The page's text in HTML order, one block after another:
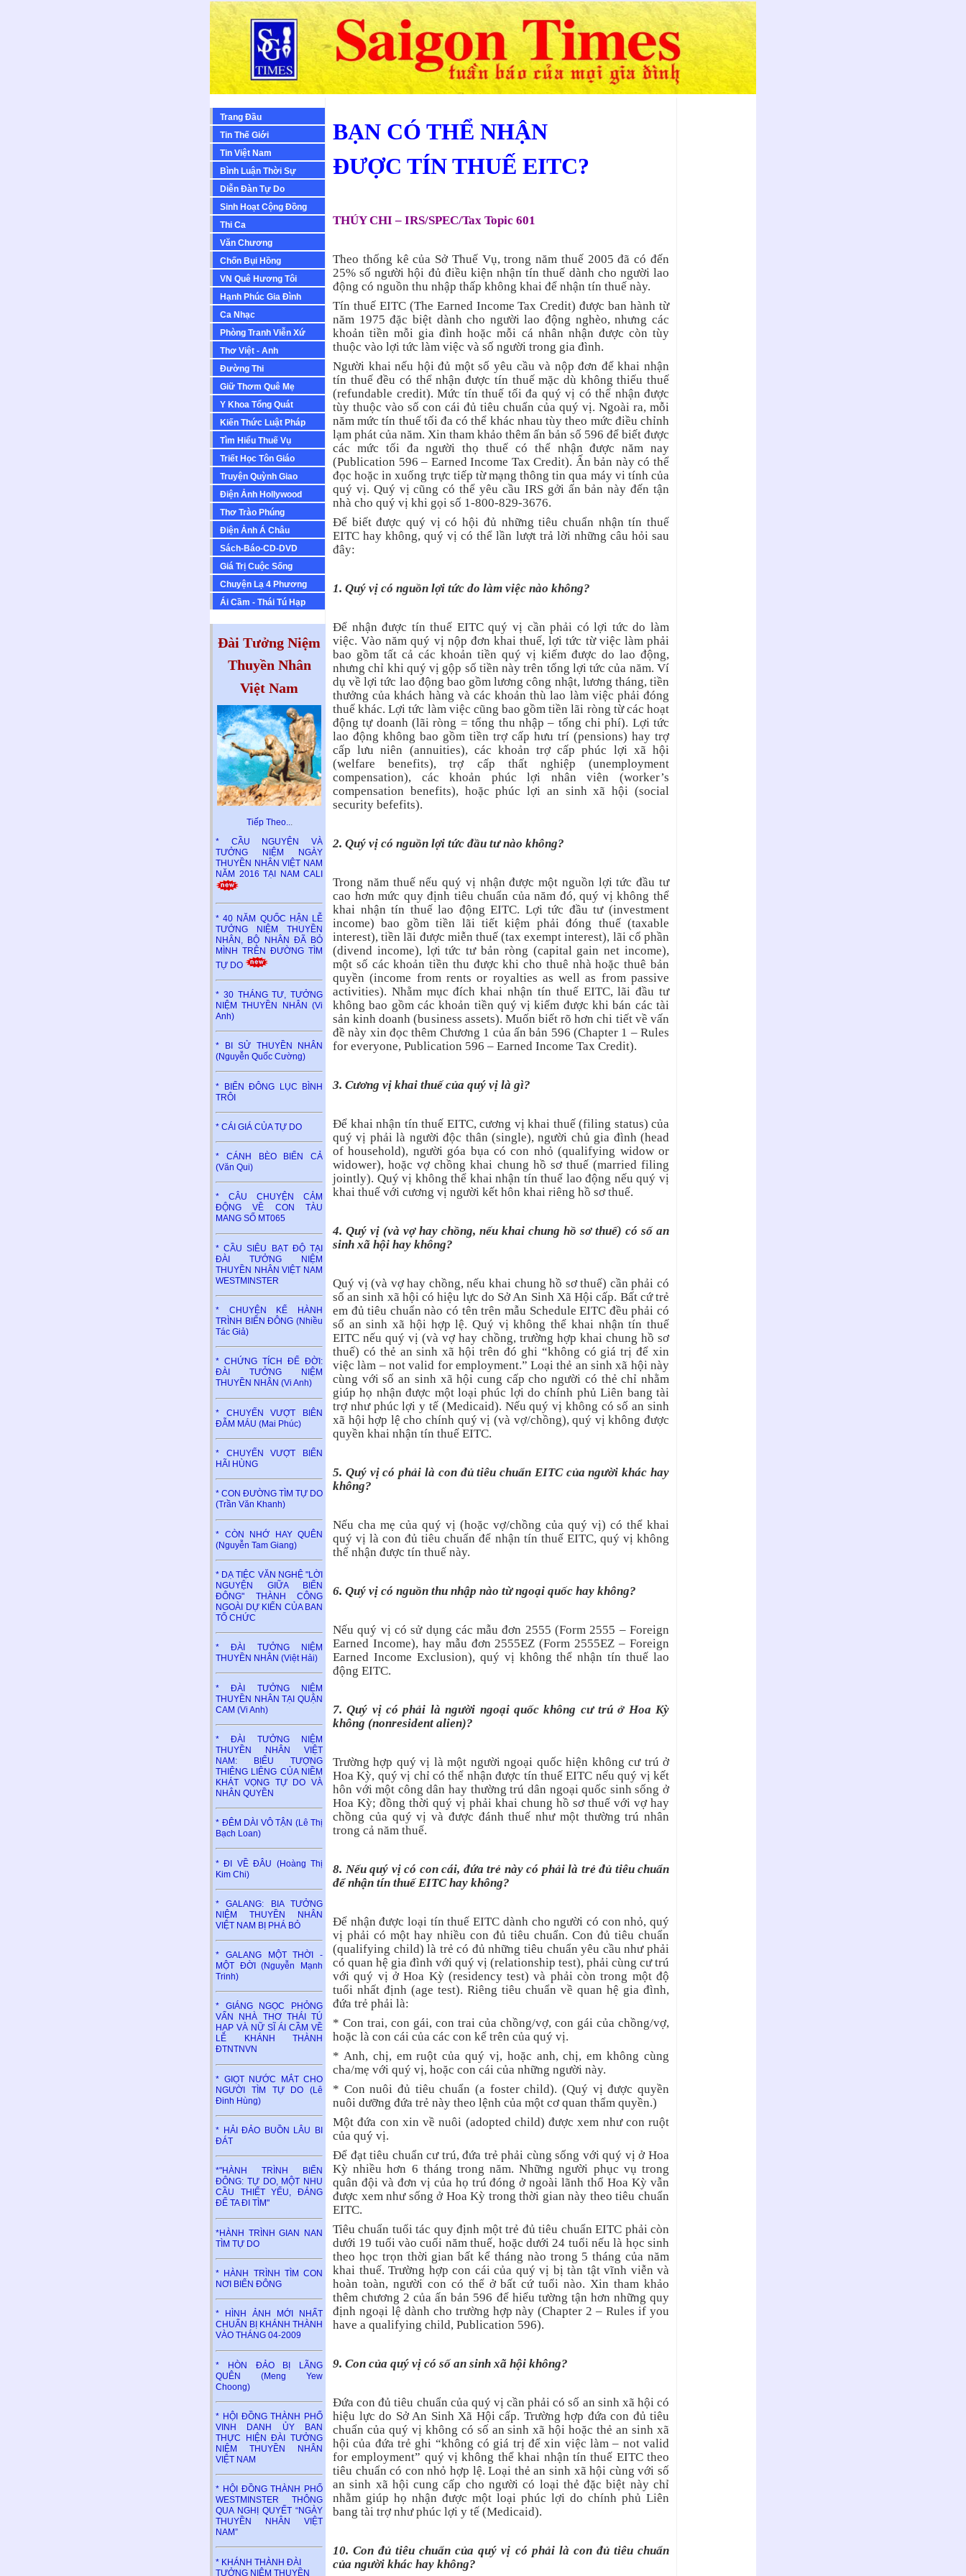
Trang Đầu
Tin Thế Giới
Tin Việt Nam
Bình Luận Thời Sự
Diễn Ðàn Tự Do
Sinh Hoạt Cộng Ðồng
Thi Ca
Văn Chương
Chốn Bụi Hồng
VN Quê Hương Tôi
Hạnh Phúc Gia Đình
Ca Nhạc
Phòng Tranh Viễn Xứ
Thơ Việt - Anh
Ðường Thi
Giữ Thơm Quê Mẹ
Y Khoa Tổng Quát
Kiến Thức Luật Pháp
Tìm Hiểu Thuế Vụ
Triết Học Tôn Giáo
Truyện Quỳnh Giao
Ðiện Ảnh Hollywood
Thơ Trào Phúng
Ðiện Ảnh Á Châu
Sách-Báo-CD-DVD
Giá Trị Cuộc Sống
Chuyện Lạ 4 Phương
Ái Cầm - Thái Tú Hạp
Đài Tưởng Niệm
Thuyền Nhân
Việt Nam
Tiếp Theo...
* CẦU NGUYỆN VÀ
TƯỞNG NIỆM NGÀY
THUYỀN NHÂN VIỆT NAM
NĂM 2016 TẠI NAM CALI
* 40 NĂM QUỐC HẬN LỄ
TƯỞNG NIỆM THUYỀN
NHÂN, BỘ NHÂN ĐÃ BỎ
MÌNH TRÊN ĐƯỜNG TÌM
TỰ DO
* 30 THÁNG TƯ, TƯỞNG
NIỆM THUYỀN NHÂN (Vi
Anh)
* BI SỬ THUYỀN NHÂN
(Nguyễn Quốc Cường)
* BIỂN ĐÔNG LỤC BÌNH
TRÔI
* CÁI GIÁ CỦA TỰ DO
* CÁNH BÈO BIỂN CẢ
(Văn Qui)
* CÂU CHUYỆN CẢM
ĐỘNG VỀ CON TÀU
MANG SỐ MT065
* CẦU SIÊU BẠT ĐỘ TẠI
ĐÀI TƯỞNG NIỆM
THUYỀN NHÂN VIỆT NAM
WESTMINSTER
* CHUYỆN KỂ HÀNH
TRÌNH BIỂN ĐÔNG (Nhiều
Tác Giả)
* CHỨNG TÍCH ĐỂ ĐỜI:
ĐÀI TƯỞNG NIỆM
THUYỀN NHÂN (Vi Anh)
* CHUYẾN VƯỢT BIÊN
ĐẪM MÁU (Mai Phúc)
* CHUYẾN VƯỢT BIỂN
HÃI HÙNG
* CON ĐƯỜNG TÌM TỰ DO
(Trần Văn Khanh)
* CÒN NHỚ HAY QUÊN
(Nguyễn Tam Giang)
* DẠ TIỆC VĂN NGHỆ "LỜI
NGUYỆN GIỮA BIỂN
ĐÔNG" THÀNH CÔNG
NGOÀI DỰ KIẾN CỦA BAN
TỔ CHỨC
* ĐÀI TƯỞNG NIỆM
THUYỀN NHÂN (Việt Hải)
* ĐÀI TƯỞNG NIỆM
THUYỀN NHÂN TẠI QUẬN
CAM (Vi Anh)
* ĐÀI TƯỞNG NIỆM
THUYỀN NHÂN VIỆT
NAM: BIỂU TƯỢNG
THIÊNG LIÊNG CỦA NIỀM
KHÁT VỌNG TỰ DO VÀ
NHÂN QUYỀN
* ĐÊM DÀI VÔ TẬN (Lê Thị
Bạch Loan)
* ĐI VỀ ĐÂU (Hoàng Thị
Kim Chi)
* GALANG: BIA TƯỞNG
NIỆM THUYỀN NHÂN
VIỆT NAM BỊ PHÁ BỎ
* GALANG MỘT THỜI -
MỘT ĐỜI (Nguyễn Mạnh
Trinh)
* GIÁNG NGỌC PHỎNG
VẤN NHÀ THƠ THÁI TÚ
HẠP VÀ NỮ SĨ ÁI CẦM VỀ
LỄ KHÁNH THÀNH
ĐTNTNVN
* GIỌT NƯỚC MẮT CHO
NGƯỜI TÌM TỰ DO (Lê
Đinh Hùng)
* HẢI ĐẢO BUỒN LÂU BI
ĐÁT
*"HÀNH TRÌNH BIỂN
ĐÔNG: TỰ DO, MỘT NHU
CẦU THIẾT YẾU, ĐÁNG
ĐỂ TA ĐI TÌM"
*HÀNH TRÌNH GIAN NAN
TÌM TỰ DO
* HÀNH TRÌNH TÌM CON
NƠI BIỂN ĐÔNG
* HÌNH ẢNH MỚI NHẤT
CHUẨN BỊ KHÁNH THÀNH
VÀO THÁNG 04-2009
* HÒN ĐẢO BỊ LÃNG
QUÊN (Meng Yew
Choong)
* HỘI ĐỒNG THÀNH PHỐ
VINH DANH ỦY BAN
THỰC HIỆN ĐÀI TƯỞNG
NIỆM THUYỀN NHÂN
VIỆT NAM
* HỘI ĐỒNG THÀNH PHỐ
WESTMINSTER THÔNG
QUA NGHỊ QUYẾT “NGÀY
THUYỀN NHÂN VIỆT
NAM”
* KHÁNH THÀNH ĐÀI
TƯỞNG NIỆM THUYỀN
BẠN CÓ THỂ NHẬN
ĐƯỢC TÍN THUẾ EITC?
THÚY CHI – IRS/SPEC/Tax Topic 601
Theo thống kê của Sở Thuế Vụ, trong năm thuế 2005 đã có đến
25% số người hội đủ điều kiện nhận tín thuế dành cho người lao
động có nguồn thu nhập thấp không khai để nhận tín thuế này.
Tín thuế EITC (The Earned Income Tax Credit) được ban hành từ
năm 1975 đặc biệt dành cho người lao động nghèo, nhưng các
khoản tiền mỗi gia đình hoặc mỗi cá nhân nhận được còn tùy
thuộc vào lợi tức làm việc và số người trong gia đình.
Người khai nếu hội đủ một số yêu cầu và nộp đơn để khai nhận
tín thuế đều có thể nhận được tín thuế mặc dù không thiếu thuế
(refundable credit). Mức tín thuế tối đa quý vị có thể nhận được
tùy thuộc vào số con cái đủ tiêu chuẩn của quý vị. Ngoài ra, mỗi
năm mức tín thuế tối đa có thể khác nhau tùy theo mức điều chỉnh
lạm phát của năm. Xin tham khảo thêm ấn bản số 596 để biết được
các mức tối đa người thọ thuế có thể nhận được năm nay
(Publication 596 – Earned Income Tax Credit). Ấn bản này có thể
đọc hoặc in xuống trực tiếp từ mạng thông tin qua máy vi tính của
quý vị. Quý vị cũng có thể yêu cầu IRS gởi ấn bản này đến tận
nhà cho quý vị khi gọi số 1-800-829-3676.
Để biết được quý vị có hội đủ những tiêu chuẩn nhận tín thuế
EITC hay không, quý vị có thể lần lượt trả lời những câu hỏi sau
đây:
1. Quý vị có nguồn lợi tức do làm việc nào không?
Để nhận được tín thuế EITC quý vị cần phải có lợi tức do làm
việc. Vào năm quý vị nộp đơn khai thuế, lợi tức từ việc làm phải
bao gồm tất cả các khoản tiền quý vị kiếm được do lao động,
nhưng chỉ khi quý vị gộp số tiền này trên tổng lợi tức của năm. Ví
dụ về lợi tức lao động bao gồm lương công nhật, lương tháng, tiền
thưởng của khách hàng và các khoản thù lao làm việc phải đóng
thuế khác. Lợi tức làm việc cũng bao gồm tiền lãi ròng từ các hoạt
động tự doanh (lãi ròng = tổng thu nhập – tổng chi phí). Lợi tức
lao động không bao gồm tiền trợ cấp hưu trí (pensions) hay trợ
cấp lưu niên (annuities), các khoản trợ cấp phúc lợi xã hội
(welfare benefits), trợ cấp thất nghiệp (unemployment
compensation), các khoản phúc lợi nhân viên (worker’s
compensation benefits), hoặc phúc lợi an sinh xã hội (social
security befefits).
2. Quý vị có nguồn lợi tức đầu tư nào không?
Trong năm thuế nếu quý vị nhận được một nguồn lợi tức đầu tư
cao hơn mức quy định tiêu chuẩn của năm đó, quý vị không thể
khai nhận tín thuế lao động EITC. Lợi tức đầu tư (investment
income) bao gồm tiền lãi tiết kiệm phải đóng thuế (taxable
interest), tiền lãi được miễn thuế (tax exempt interest), lãi cổ phần
(divend income), lợi tức tư bản ròng (capital gain net income),
một số các khoản tiền thu được khi cho thuê nhà hoặc thuê bản
quyền (income from rents or royalties as well as from passive
activities). Nhằm mục đích khai nhận tín thuế EITC, lãi đầu tư
không bao gồm các khoản tiền quý vị kiếm được khi bán các tài
sản kinh doanh (business assets). Muốn biết rõ hơn chi tiết về vấn
đề này xin đọc thêm Chương 1 của ấn bản 596 (Chapter 1 – Rules
for everyone, Publication 596 – Earned Income Tax Credit).
3. Cương vị khai thuế của quý vị là gì?
Để khai nhận tín thuế EITC, cương vị khai thuế (filing status) của
quý vị phải là người độc thân (single), người chủ gia đình (head
of household), người góa bụa có con nhỏ (qualifying widow or
widower), hoặc vợ chồng khai chung hồ sơ thuế (married filing
jointly). Quý vị không thể khai nhận tín thuế lao động nếu quý vị
khai thuế với cương vị người kết hôn khai riêng hồ sơ thuế.
4. Quý vị (và vợ hay chồng, nếu khai chung hồ sơ thuế) có số an
sinh xã hội hay không?
Quý vị (và vợ hay chồng, nếu khai chung hồ sơ thuế) cần phải có
số an sinh xã hội có hiệu lực do Sở An Sinh Xã Hội cấp. Bất cứ trẻ
em đủ tiêu chuẩn nào có tên trên mẫu Schedule EITC đều phải có
số an sinh xã hội hợp lệ. Quý vị không thể khai nhận tín thuế
EITC nếu quý vị (và vợ hay chồng, trường hợp khai chung hồ sơ
thuế) có thẻ an sinh xã hội trên đó ghi “không có giá trị để xin
việc làm – not valid for employment.” Loại thẻ an sinh xã hội này
cùng với số an sinh xã hội cung cấp cho người có thẻ chỉ nhằm
giúp họ nhận được một loại phúc lợi do chính phủ Liên bang tài
trợ như phúc lợi y tế (Medicaid). Nếu quý vị không có số an sinh
xã hội hợp lệ cho chính quý vị (và vợ/chồng), quý vị không được
quyền khai nhận tín thuế EITC.
5. Quý vị có phải là con đủ tiêu chuẩn EITC của người khác hay
không?
Nếu cha mẹ của quý vị (hoặc vợ/chồng của quý vị) có thể khai
quý vị là con đủ tiêu chuẩn để nhận tín thuế EITC, quý vị không
thể nhận được tín thuế này.
6. Quý vị có nguồn thu nhập nào từ ngoại quốc hay không?
Nếu quý vị có sử dụng các mẫu đơn 2555 (Form 2555 – Foreign
Earned Income), hay mẫu đơn 2555EZ (Form 2555EZ – Foreign
Earned Income Exclusion), quý vị không thể nhận tín thuế lao
động EITC.
7. Quý vị có phải là người ngoại quốc không cư trú ở Hoa Kỳ
không (nonresident alien)?
Trường hợp quý vị là một người ngoại quốc hiện không cư trú ở
Hoa Kỳ, quý vị chỉ có thể nhận được tín thuế EITC nếu quý vị kết
hôn với một công dân hay thường trú dân ngoại quốc sinh sống ở
Hoa Kỳ; đồng thời quý vị phải khai chung hồ sơ thuế với vợ hay
chồng của quý vị và được đánh thuế như một thường trú nhân
trong cả năm thuế.
8. Nếu quý vị có con cái, đứa trẻ này có phải là trẻ đủ tiêu chuẩn
để nhận tín thuế EITC hay không?
Để nhận được loại tín thuế EITC dành cho người có con nhỏ, quý
vị phải có một hay nhiều con đủ tiêu chuẩn. Con đủ tiêu chuẩn
(qualifying child) là trẻ có đủ những tiêu chuẩn yêu cầu như phải
có quan hệ gia đình với quý vị (relationship test), phải cùng cư trú
với quý vị ở Hoa Kỳ (residency test) và phải còn trong một độ
tuổi nhất định (age test). Riêng tiêu chuẩn về quan hệ gia đình,
đứa trẻ phải là:
* Con trai, con gái, con trai của chồng/vợ, con gái của chồng/vợ,
hoặc là con cái của các con kể trên của quý vị.
* Anh, chị, em ruột của quý vị, hoặc anh, chị, em không cùng
cha/mẹ với quý vị, hoặc con cái của những người này.
* Con nuôi đủ tiêu chuẩn (a foster child). (Quý vị được quyền
nuôi dưỡng đứa trẻ này theo lệnh của một cơ quan thẩm quyền.)
Một đứa con xin về nuôi (adopted child) được xem như con ruột
của quý vị.
Để đạt tiêu chuẩn cư trú, đứa trẻ phải cùng sống với quý vị ở Hoa
Kỳ nhiều hơn 6 tháng trong năm. Những người phục vụ trong
quân đội và đơn vị của họ trú đóng ở ngoài lãnh thổ Hoa Kỳ vẫn
được xem như sống ở Hoa Kỳ trong thời gian này theo tiêu chuẩn
EITC.
Tiêu chuẩn tuổi tác quy định một trẻ đủ tiêu chuẩn EITC phải còn
dưới 19 tuổi vào cuối năm thuế, hoặc dưới 24 tuổi nếu là học sinh
theo học trọn thời gian bất kể tháng nào trong 5 tháng của năm
khai thuế. Trường hợp con cái của quý vị bị tàn tật vĩnh viễn và
hoàn toàn, người con có thể ở bất cứ tuổi nào. Xin tham khảo
thêm chương 2 của ấn bản 596 để hiểu tường tận hơn những quy
định ngoại lệ dành cho trường hợp này (Chapter 2 – Rules if you
have a qualifying child, Publication 596).
9. Con của quý vị có số an sinh xã hội không?
Đứa con đủ tiêu chuẩn của quý vị cần phải có số an sinh xã hội có
hiệu lực do Sở An Sinh Xã Hội cấp. Trường hợp đứa con đủ tiêu
chuẩn của quý vị không có số an sinh xã hội hoặc thẻ an sinh xã
hội của đứa trẻ ghi “không có giá trị để xin việc làm – not valid
for employment” quý vị không thể khai nhận tín thuế EITC theo
tiêu chuẩn có con nhỏ hợp lệ. Loại thẻ an sinh xã hội cùng với số
an sinh xã hội cung cấp cho người có loại thẻ đặc biệt này chỉ
nhằm giúp họ nhận được một loại phúc lợi do chính phủ Liên
bang tài trợ như phúc lợi y tế (Medicaid).
10. Con đủ tiêu chuẩn của quý vị có phải là con đủ tiêu chuẩn
của người khác hay không?